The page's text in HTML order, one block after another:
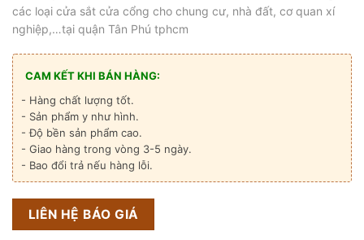
các loại cửa sắt cửa cổng cho chung cư, nhà đất, cơ quan xí
nghiệp,…tại quận Tân Phú tphcm
CAM KẾT KHI BÁN HÀNG:
- Hàng chất lượng tốt.
- Sản phẩm y như hình.
- Độ bền sản phẩm cao.
- Giao hàng trong vòng 3-5 ngày.
- Bao đổi trả nếu hàng lỗi.
LIÊN HỆ BÁO GIÁ